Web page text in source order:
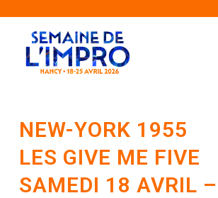
NEW-YORK 1955
LES GIVE ME FIVE
SAMEDI 18 AVRIL